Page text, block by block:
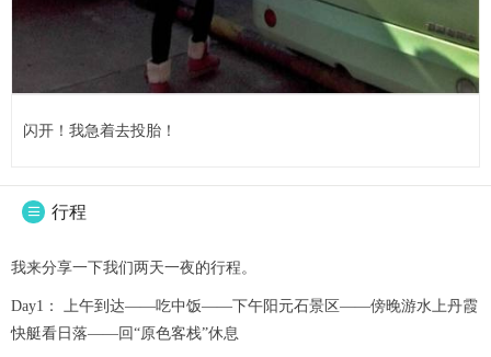
闪开！我急着去投胎！
 行程
我来分享一下我们两天一夜的行程。
Day1： 上午到达——吃中饭——下午阳元石景区——傍晚游水上丹霞
快艇看日落——回“原色客栈”休息